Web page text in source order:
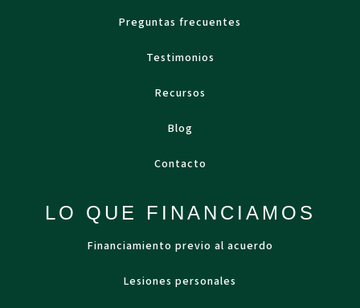
Preguntas frecuentes
Testimonios
Recursos
Blog
Contacto
LO QUE FINANCIAMOS
Financiamiento previo al acuerdo
Lesiones personales